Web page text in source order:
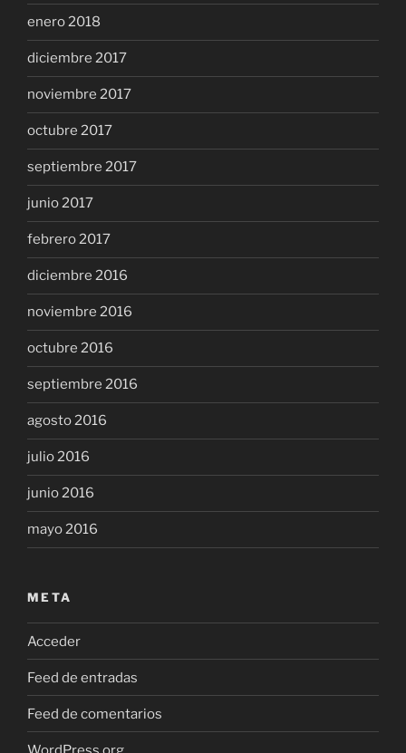
enero 2018
diciembre 2017
noviembre 2017
octubre 2017
septiembre 2017
junio 2017
febrero 2017
diciembre 2016
noviembre 2016
octubre 2016
septiembre 2016
agosto 2016
julio 2016
junio 2016
mayo 2016
META
Acceder
Feed de entradas
Feed de comentarios